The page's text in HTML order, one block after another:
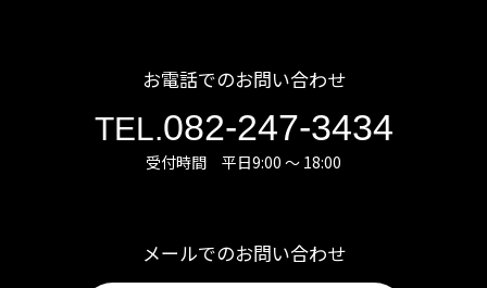
お電話でのお問い合わせ
TEL.082-247-3434
受付時間 平日9:00 ～ 18:00
メールでのお問い合わせ